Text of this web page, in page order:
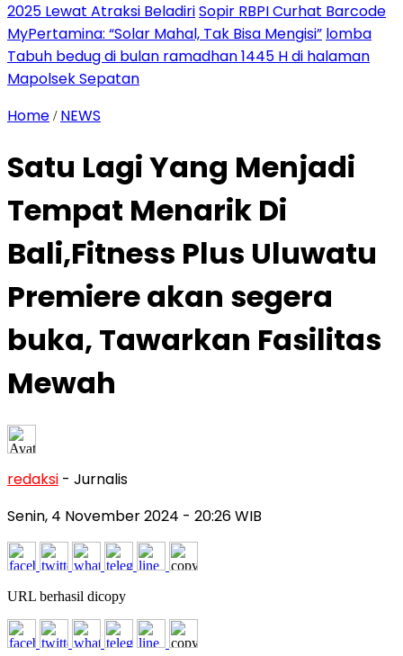
2025 Lewat Atraksi BeladiriSopir RBPI Curhat Barcode
MyPertamina: “Solar Mahal, Tak Bisa Mengisi” lomba
Tabuh bedug di bulan ramadhan 1445 H di halaman
Mapolsek Sepatan
Home / NEWS
Satu Lagi Yang Menjadi
Tempat Menarik Di
Bali,Fitness Plus Uluwatu
Premiere akan segera
buka, Tawarkan Fasilitas
Mewah
redaksi - Jurnalis
Senin, 4 November 2024 - 20:26 WIB
URL berhasil dicopy